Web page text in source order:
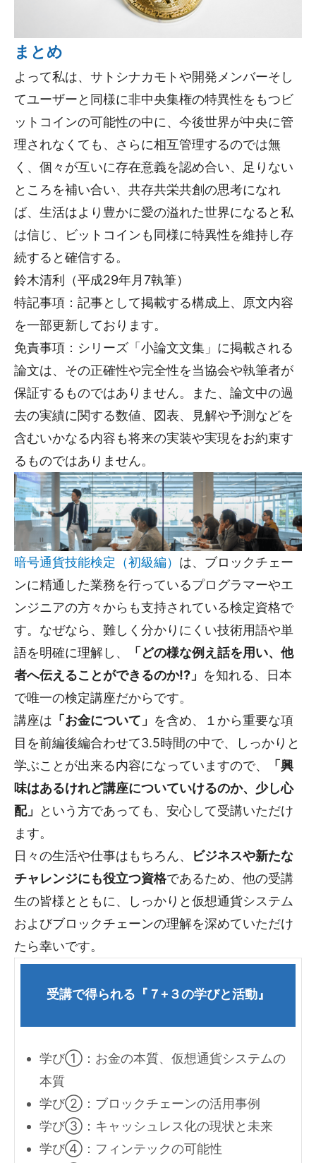
まとめ
よって私は、サトシナカモトや開発メンバーそし
てユーザーと同様に非中央集権の特異性をもつビ
ットコインの可能性の中に、今後世界が中央に管
理されなくても、さらに相互管理するのでは無
く、個々が互いに存在意義を認め合い、足りない
ところを補い合い、共存共栄共創の思考になれ
ば、生活はより豊かに愛の溢れた世界になると私
は信じ、ビットコインも同様に特異性を維持し存
続すると確信する。
鈴木清利（平成29年月7執筆）
特記事項：記事として掲載する構成上、原文内容
を一部更新しております。
免責事項：シリーズ「小論文文集」に掲載される
論文は、その正確性や完全性を当協会や執筆者が
保証するものではありません。また、論文中の過
去の実績に関する数値、図表、見解や予測などを
含むいかなる内容も将来の実装や実現をお約束す
るものではありません。
暗号通貨技能検定（初級編） は、ブロックチェー
ンに精通した業務を行っているプログラマーやエ
ンジニアの方々からも支持されている検定資格で
す。なぜなら、難しく分かりにくい技術用語や単
語を明確に理解し、
「どの様な例え話を用い、他
者へ伝えることができるのか!?」 を知れる、日本
で唯一の検定講座だからです。
講座は 「お金について」 を含め、１から重要な項
目を前編後編合わせて3.5時間の中で、しっかりと
学ぶことが出来る内容になっていますので、
「興
味はあるけれど講座についていけるのか、少し心
配」
という方であっても、安心して受講いただけ
ます。
日々の生活や仕事はもちろん、
ビジネスや新たな
チャレンジにも役立つ資格であるため、他の受講
生の皆様とともに、しっかりと仮想通貨システム
およびブロックチェーンの理解を深めていただけ
たら幸いです。
受講で得られる『７+３の学びと活動』
学び①：お金の本質、仮想通貨システムの
本質
学び②：ブロックチェーンの活用事例
学び③：キャッシュレス化の現状と未来
学び④：フィンテックの可能性